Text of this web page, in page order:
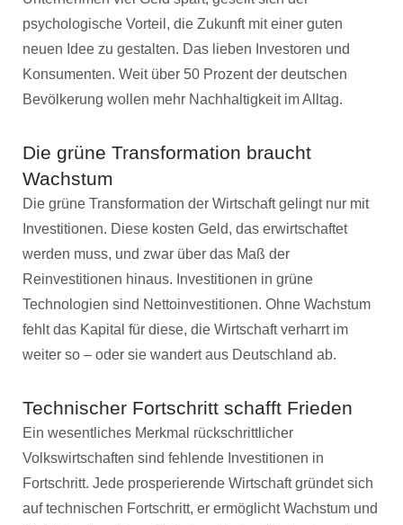
psychologische Vorteil, die Zukunft mit einer guten
neuen Idee zu gestalten. Das lieben Investoren und
Konsumenten. Weit über 50 Prozent der deutschen
Bevölkerung wollen mehr Nachhaltigkeit im Alltag.
Die grüne Transformation braucht
Wachstum
Die grüne Transformation der Wirtschaft gelingt nur mit
Investitionen. Diese kosten Geld, das erwirtschaftet
werden muss, und zwar über das Maß der
Reinvestitionen hinaus. Investitionen in grüne
Technologien sind Nettoinvestitionen. Ohne Wachstum
fehlt das Kapital für diese, die Wirtschaft verharrt im
weiter so – oder sie wandert aus Deutschland ab.
Technischer Fortschritt schafft Frieden
Ein wesentliches Merkmal rückschrittlicher
Volkswirtschaften sind fehlende Investitionen in
Fortschritt. Jede prosperierende Wirtschaft gründet sich
auf technischen Fortschritt, er ermöglicht Wachstum und